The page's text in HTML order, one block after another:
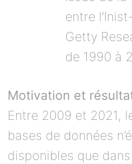
entre
Getty
de 1990 à
Motivation et
Entre 2009 et 2021,
bases de données
disponibles que